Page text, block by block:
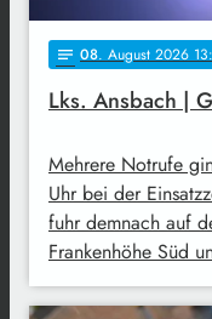
notes 08. August 2026
Lks. Ansbach |
Mehrere Notrufe
Uhr bei der
fuhr demnach auf
Frankenhöhe Süd